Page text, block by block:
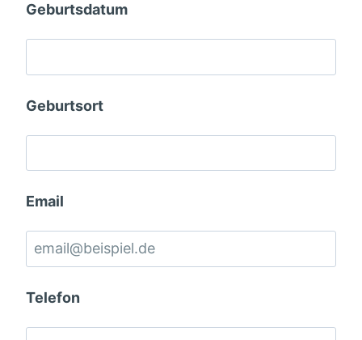
Geburtsdatum
Geburtsort
Email
Telefon